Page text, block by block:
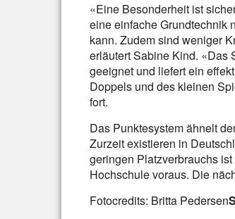
«Eine Besonderheit ist
eine einfache Grundtechnik
kann. Zudem sind weniger
erläutert Sabine Kind. «Das
geeignet und liefert ein
Doppels und des kleinen
fort.
Das Punktesystem ähnelt
Zurzeit existieren in
geringen Platzverbrauchs
Hochschule voraus. Die
Fotocredits: Britta Pedersen